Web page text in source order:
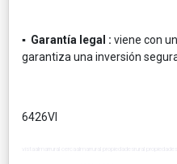
▪ Garantía legal : viene con
garantiza una inversión
6426VI